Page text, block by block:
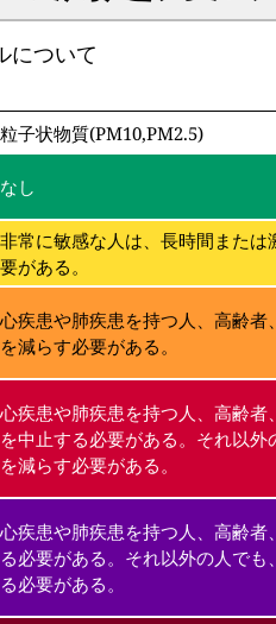
について
粒子状物質(PM10,PM2.5)
なし
非常に敏感な人は、長時間また
要がある。
心疾患や肺疾患を持つ人、高齢
を減らす必要がある。
心疾患や肺疾患を持つ人、高齢
を中止する必要がある。それ以
を減らす必要がある。
心疾患や肺疾患を持つ人、高齢
る必要がある。それ以外の人で
る必要がある。